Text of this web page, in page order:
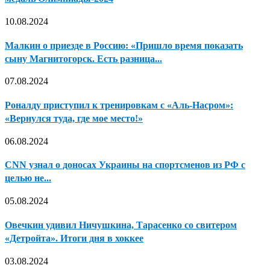
10.08.2024
Малкин о приезде в Россию: «Пришло время показать
сыну Магнитогорск. Есть разница...
07.08.2024
Роналду приступил к тренировкам с «Аль-Насром»:
«Вернулся туда, где мое место!»
06.08.2024
CNN узнал о доносах Украины на спортсменов из РФ с
целью не...
05.08.2024
Овечкин удивил Ничушкина, Тарасенко со свитером
«Детройта». Итоги дня в хоккее
03.08.2024